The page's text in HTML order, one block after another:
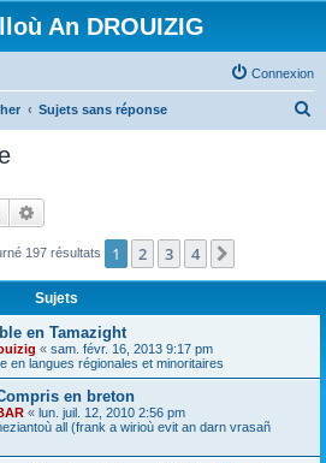
An DROUIZIG
Connexion
Sujets sans réponse
c
Rechercher
197 résultats 1 2 3 4
Sujets
en Tamazight
« sam. févr. 16, 2013 9:17 pm
en langues régionales et minoritaires
en breton
« lun. juil. 12, 2010 2:56 pm
all (frank a wirioù evit an darn vrasañ